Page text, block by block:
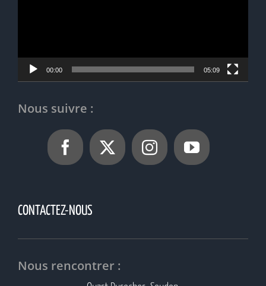
00:00 05:09
Nous suivre :
CONTACTEZ-NOUS
Nous rencontrer :